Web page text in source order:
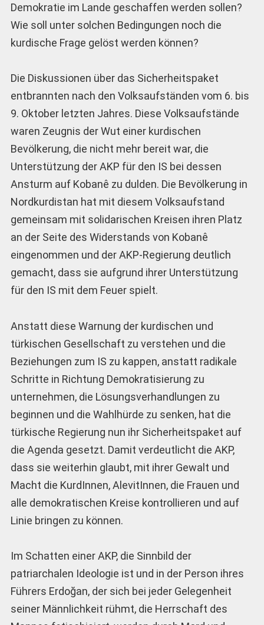
Demokratie im Lande geschaffen werden sollen?
Wie soll unter solchen Bedingungen noch die
kurdische Frage gelöst werden können?
Die Diskussionen über das Sicherheitspaket
entbrannten nach den Volksaufständen vom 6. bis
9. Oktober letzten Jahres. Diese Volksaufstände
waren Zeugnis der Wut einer kurdischen
Bevölkerung, die nicht mehr bereit war, die
Unterstützung der AKP für den IS bei dessen
Ansturm auf Kobanê zu dulden. Die Bevölkerung in
Nordkurdistan hat mit diesem Volksaufstand
gemeinsam mit solidarischen Kreisen ihren Platz
an der Seite des Widerstands von Kobanê
eingenommen und der AKP-Regierung deutlich
gemacht, dass sie aufgrund ihrer Unterstützung
für den IS mit dem Feuer spielt.
Anstatt diese Warnung der kurdischen und
türkischen Gesellschaft zu verstehen und die
Beziehungen zum IS zu kappen, anstatt radikale
Schritte in Richtung Demokratisierung zu
unternehmen, die Lösungsverhandlungen zu
beginnen und die Wahlhürde zu senken, hat die
türkische Regierung nun ihr Sicherheitspaket auf
die Agenda gesetzt. Damit verdeutlicht die AKP,
dass sie weiterhin glaubt, mit ihrer Gewalt und
Macht die KurdInnen, AlevitInnen, die Frauen und
alle demokratischen Kreise kontrollieren und auf
Linie bringen zu können.
Im Schatten einer AKP, die Sinnbild der
patriarchalen Ideologie ist und in der Person ihres
Führers Erdoğan, der sich bei jeder Gelegenheit
seiner Männlichkeit rühmt, die Herrschaft des